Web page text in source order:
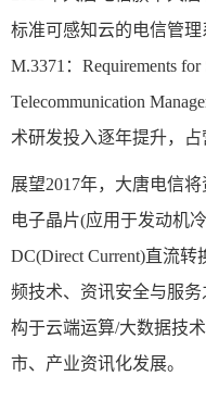
标准可感知云的电信管
M.3371：Requirements for
Telecommunication
术研发投入逐年提升，占
展望2017年，大唐电信
电子晶片(应用于发动机
DC(Direct Current)直流
频技术、资讯安全与服
构于云端运算/大数据技
市、产业资讯化发展。